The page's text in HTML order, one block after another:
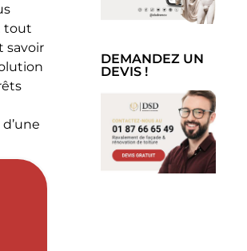
tout
savoir
DEMANDEZ UN
DEVIS !